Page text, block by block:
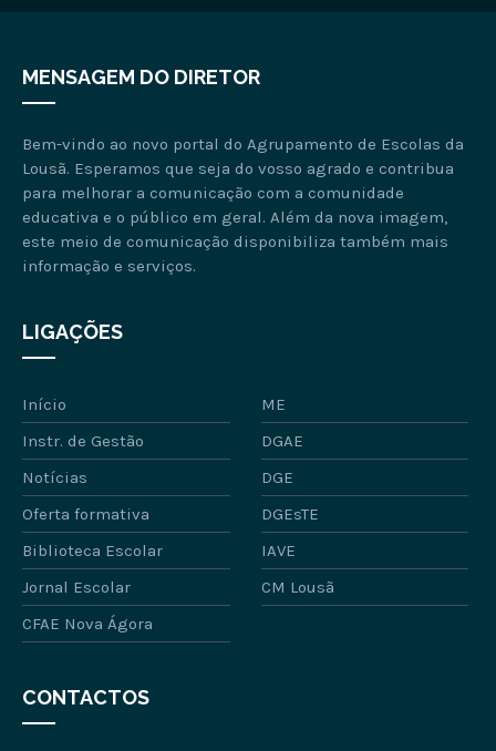
MENSAGEM DO DIRETOR
Bem-vindo ao novo portal do Agrupamento de Escolas da
Lousã. Esperamos que seja do vosso agrado e contribua
para melhorar a comunicação com a comunidade
educativa e o público em geral. Além da nova imagem,
este meio de comunicação disponibiliza também mais
informação e serviços.
LIGAÇÕES
Início
ME
Instr. de Gestão
DGAE
Notícias
DGE
Oferta formativa
DGEsTE
Biblioteca Escolar
IAVE
Jornal Escolar
CM Lousã
CFAE Nova Ágora
CONTACTOS